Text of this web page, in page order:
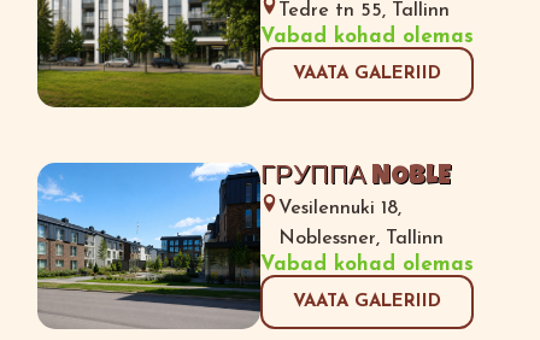
Tedre tn 55, Tallinn
Vabad kohad olemas
VAATA GALERIID
ГРУППА NOBLE
Vesilennuki 18,
Noblessner, Tallinn
Vabad kohad olemas
VAATA GALERIID